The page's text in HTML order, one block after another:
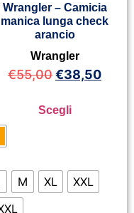
Wrangler – Camicia
manica lunga check
arancio
Wrangler
€55,00€38,50
Scegli
M XL
XXL